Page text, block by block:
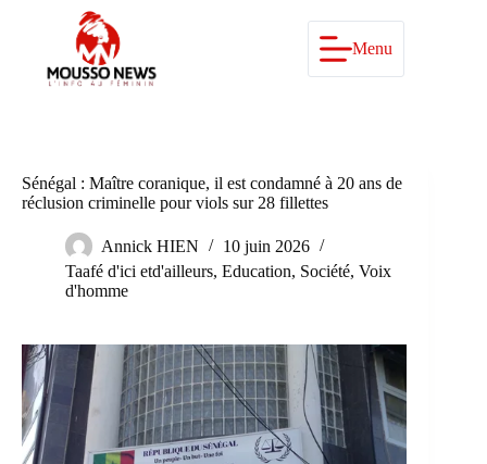
Menu
Sénégal : Maître coranique, il est condamné à 20 ans de
réclusion criminelle pour viols sur 28 fillettes
Annick HIEN
10 juin 2026
Taafé d'ici etd'ailleurs, Education, Société, Voix
d'homme